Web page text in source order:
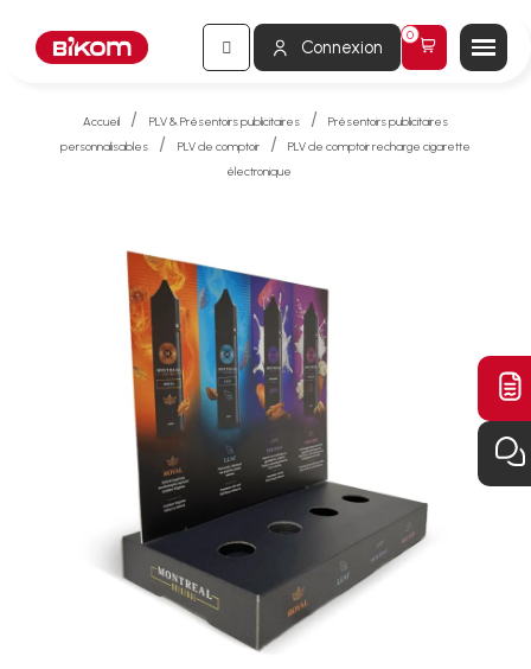
Connexion
Accueil PLV & Présentoirs publicitaires
Présentoirs publicitaires
personnalisables
PLV de comptoir
PLV de comptoir recharge cigarette
électronique